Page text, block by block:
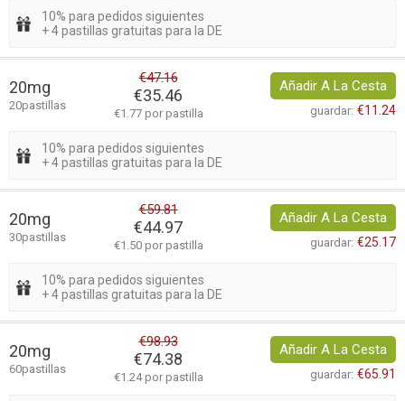
10% para pedidos siguientes
+ 4 pastillas gratuitas para la DE
20mg
20pastillas
€47.16
€35.46
€1.77 por pastilla
Añadir A La Cesta
guardar: €11.24
10% para pedidos siguientes
+ 4 pastillas gratuitas para la DE
20mg
30pastillas
€59.81
€44.97
€1.50 por pastilla
Añadir A La Cesta
guardar: €25.17
10% para pedidos siguientes
+ 4 pastillas gratuitas para la DE
20mg
60pastillas
€98.93
€74.38
€1.24 por pastilla
Añadir A La Cesta
guardar: €65.91